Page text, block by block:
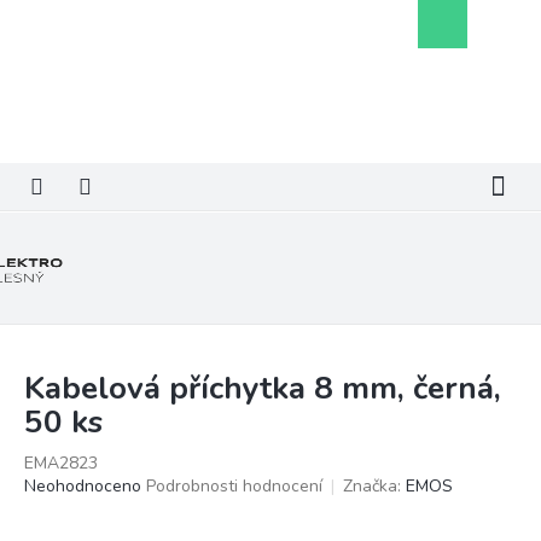
košík
Kabelová příchytka 8 mm, černá,
50 ks
EMA2823
Průměrné
Neohodnoceno Podrobnosti hodnocení Značka: EMOS